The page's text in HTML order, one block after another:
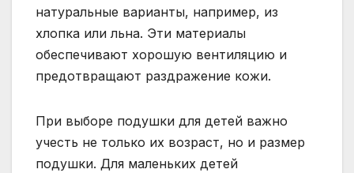
натуральные варианты, например, из
хлопка или льна. Эти материалы
обеспечивают хорошую вентиляцию и
предотвращают раздражение кожи.
При выборе подушки для детей важно
учесть не только их возраст, но и размер
подушки. Для маленьких детей